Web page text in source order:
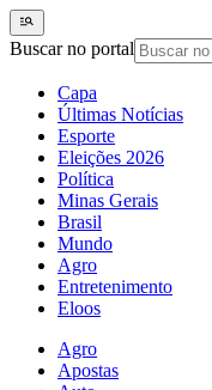
Buscar no portal
Capa
Últimas Notícias
Esporte
Eleições 2026
Política
Minas Gerais
Brasil
Mundo
Agro
Entretenimento
Eloos
Agro
Apostas